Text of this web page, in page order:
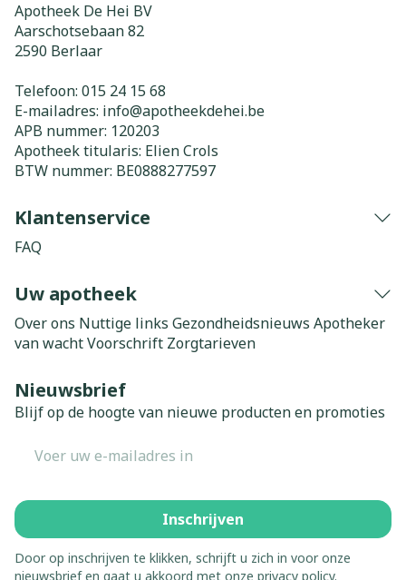
Apotheek De Hei BV
Aarschotsebaan 82
2590 Berlaar
Telefoon: 015 24 15 68
E-mailadres: info@apotheekdehei.be
APB nummer: 120203
Apotheek titularis: Elien Crols
BTW nummer: BE0888277597
Klantenservice
FAQ
Uw apotheek
Over ons Nuttige links Gezondheidsnieuws Apotheker
van wachtVoorschrift Zorgtarieven
Nieuwsbrief
Blijf op de hoogte van nieuwe producten en promoties
Inschrijven
Door op inschrijven te klikken, schrijft u zich in voor onze
nieuwsbrief en gaat u akkoord met onze privacy policy.